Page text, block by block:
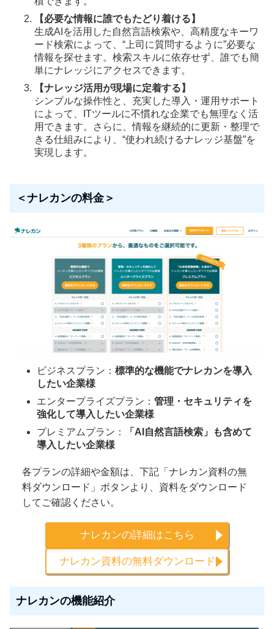
【必要な情報に誰でもたどり着ける】
生成AIを活用した自然言語検索や、高精度なキーワ
ード検索によって、“上司に質問するように”必要な
情報を探せます。検索スキルに依存せず、誰でも簡
単にナレッジにアクセスできます。
【ナレッジ活用が現場に定着する】
シンプルな操作性と、充実した導入・運用サポート
によって、ITツールに不慣れな企業でも無理なく活
用できます。さらに、情報を継続的に更新・整理で
きる仕組みにより、“使われ続けるナレッジ基盤”を
実現します。
＜ナレカンの料金＞
ビジネスプラン： 標準的な機能でナレカンを導入
したい企業様
エンタープライズプラン： 管理・セキュリティを
強化して導入したい企業様
プレミアムプラン：
「AI自然言語検索」も含めて
導入したい企業様
各プランの詳細や金額は、下記「ナレカン資料の無
料ダウンロード」ボタンより、資料をダウンロード
してご確認ください。
ナレカンの詳細はこちら
ナレカン資料の無料ダウンロード
ナレカンの機能紹介